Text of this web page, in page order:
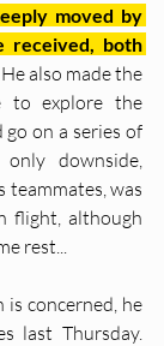
moved by
received, both
also made the
to explore the
on a series of
downside,
teammates, was
flight, although
rest...
is concerned, he
last Thursday.